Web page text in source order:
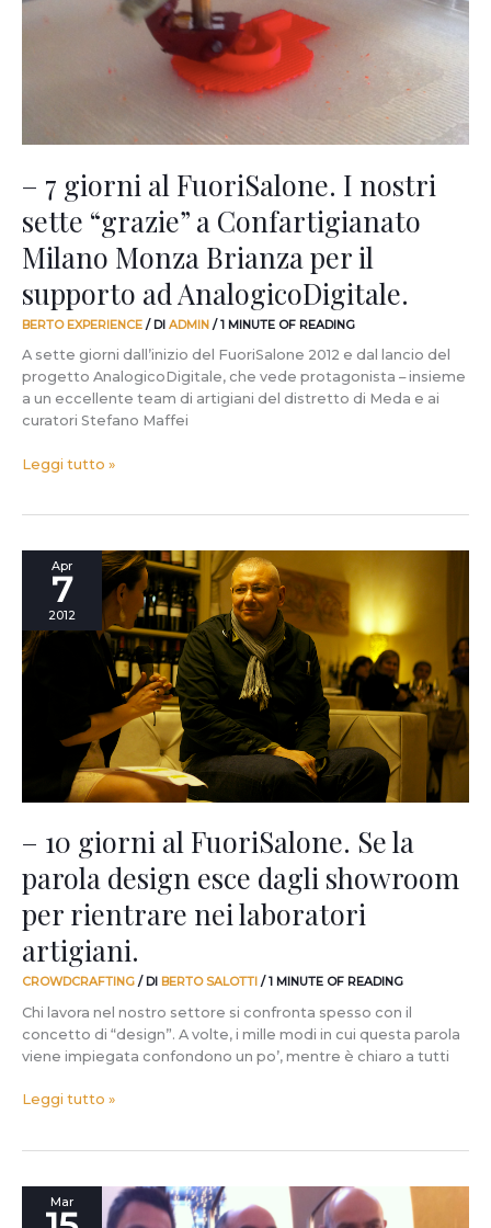
– 7 giorni al FuoriSalone. I nostri
sette “grazie” a Confartigianato
Milano Monza Brianza per il
supporto ad AnalogicoDigitale.
BERTO EXPERIENCE / DI ADMIN /1 MINUTE OF READING
A sette giorni dall’inizio del FuoriSalone 2012 e dal lancio del
progetto AnalogicoDigitale, che vede protagonista – insieme
a un eccellente team di artigiani del distretto di Meda e ai
curatori Stefano Maffei
Milano
Brianza
il
supporto
AnalogicoDigitale.
Leggi tutto »
Apr
7
2012
– 10 giorni al FuoriSalone. Se la
parola design esce dagli showroom
per rientrare nei laboratori
artigiani.
CROWDCRAFTING / DI BERTO SALOTTI /1 MINUTE OF READING
Chi lavora nel nostro settore si confronta spesso con il
concetto di “design”. A volte, i mille modi in cui questa parola
viene impiegata confondono un po’, mentre è chiaro a tutti
giorni
FuoriSalone.
Se
design
showroom
rientrare
laboratori
artigiani.
Leggi tutto »
Mar
Incontri
memorabili.